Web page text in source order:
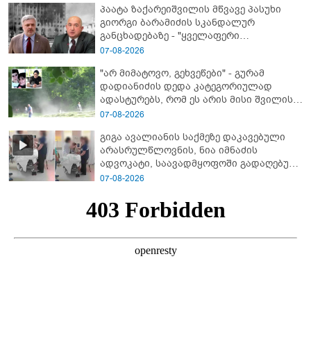
პაატა ზაქარეიშვილის მწვავე პასუხი
გიორგი ბარამიძის სკანდალურ
განცხადებაზე - "ყველაფერი
დეტალურად ვიცი... კამანში მოკლული
ბარამიძე კი ტყუის"
07-08-2026
"არ მიმატოვო, გეხვეწები" - გუ­რა­მ
დადიანიძის დედა კა­ტე­გო­რი­უ­ლად
ადას­ტუ­რებს, რომ ეს არის მისი შვი­ლის
ხმა
07-08-2026
გიგა ავალიანის საქმეზე დაკავებული
არასრულწლოვნის, ნია იმნაძის
ადვოკატი, საავადმყოფოში გადაღებულ
კადრებს ავრცელებს
07-08-2026